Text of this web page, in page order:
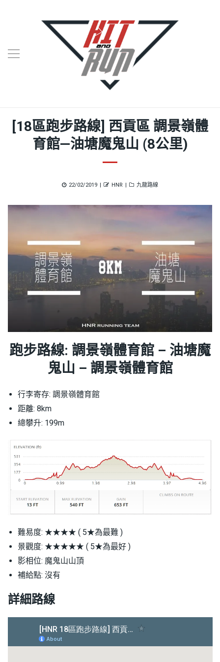
[18區跑步路線] 西貢區 調景嶺體
育館—油塘魔鬼山 (8公里)
Posted
22/02/2019 Author
HNR Categories
九龍路線
跑步路線: 調景嶺體育館 – 油塘魔
鬼山 – 調景嶺體育館
行李寄存: 調景嶺體育館
距離: 8km
總攀升: 199m
難易度: ★★★★ ( 5★為最難 )
景觀度: ★★★★★ ( 5★為最好 )
影相位: 魔鬼山山頂
補給點: 沒有
詳細路線